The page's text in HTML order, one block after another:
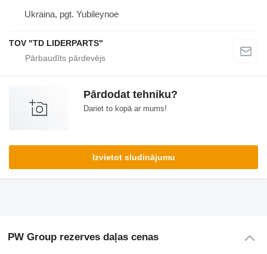
Ukraina, pgt. Yubileynoe
TOV "TD LIDERPARTS"
Pārdodat tehniku?
Dariet to kopā ar mums!
Izvietot sludinājumu
PW Group rezerves daļas cenas